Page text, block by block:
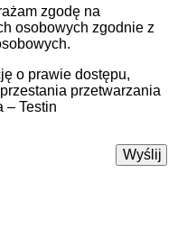
zgodę na
osobowych zgodnie z
o prawie dostępu,
przetwarzania
– Testin